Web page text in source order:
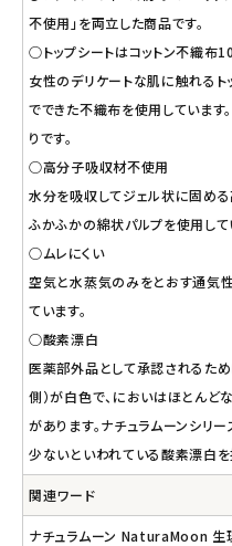
不使用」を両立した商品です。
○トップシートはコットン不織布
女性のデリケートな肌に触れるト
でできた不織布を使用しています
りです。
○高分子吸収材不使用
水分を吸収してジェル状に固め
ふかふかの綿状パルプを使用して
○ムレにくい
空気と水蒸気のみをとおす通気
ています。
○酸素漂白
医薬部外品として承認されるた
側）が白色で、においはほとんど
があります。ナチュラムーンシリ
少ないといわれている酸素漂白を
関連ワード
ナチュラムーン NaturaMoon 生